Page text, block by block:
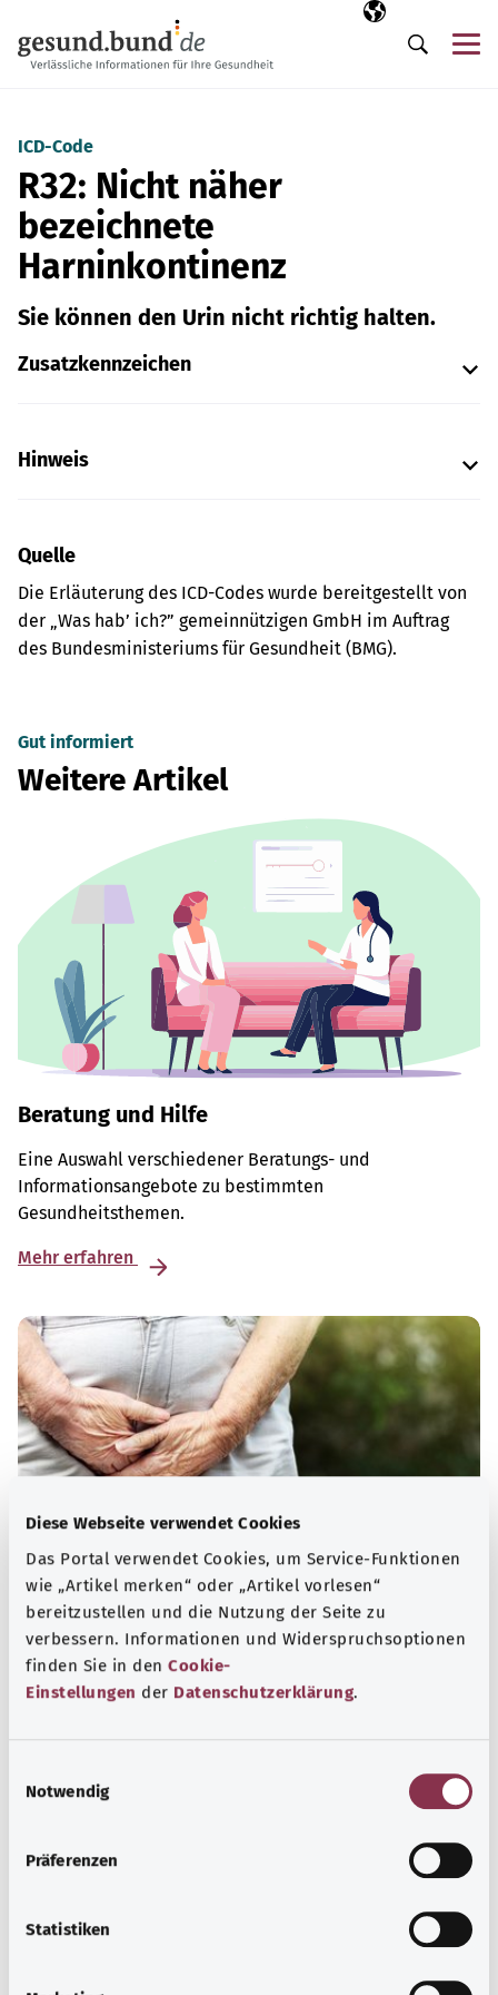
Diese Webseite verwendet Cookies
Das Portal verwendet Cookies, um Service-Funktionen
wie „Artikel merken“ oder „Artikel vorlesen“
bereitzustellen und die Nutzung der Seite zu
verbessern. Informationen und Widerspruchsoptionen
finden Sie in den Cookie-
Einstellungen der Datenschutzerklärung.
Notwendig
Präferenzen
Statistiken
Ausgewählte
DE
Suche
ICD-Code
R32: Nicht näher
bezeichnete
Harninkontinenz
Sie können den Urin nicht richtig halten.
Zusatzkennzeichen
Hinweis
Quelle
Die Erläuterung des ICD-Codes wurde bereitgestellt von
der „Was hab’ ich?” gemeinnützigen GmbH im Auftrag
des Bundesministeriums für Gesundheit (BMG).
Gut informiert
Weitere Artikel
Beratung und Hilfe
Eine Auswahl verschiedener Beratungs- und
Informationsangebote zu bestimmten
Gesundheitsthemen.
Mehr erfahren
Nieren und Harnwege
Erkrankungen der Harnorgane reichen von der meist
harmlosen Blasenentzündung bis hin zu
Nierenzellkarzinom (Nierenkrebs) oder einem